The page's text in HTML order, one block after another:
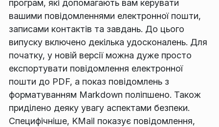
програм, які допомагають вам керувати
вашими повідомленнями електронної пошти,
записами контактів та завдань. До цього
випуску включено декілька удосконалень. Для
початку, у новій версії можна дуже просто
експортувати повідомлення електронної
пошти до PDF, а показ повідомлень з
форматуванням Markdown поліпшено. Також
приділено деяку увагу аспектами безпеки.
Специфічніше, KMail показує повідомлення,